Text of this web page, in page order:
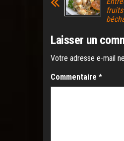
Laisser un
Votre adresse e-mail
Commentaire *